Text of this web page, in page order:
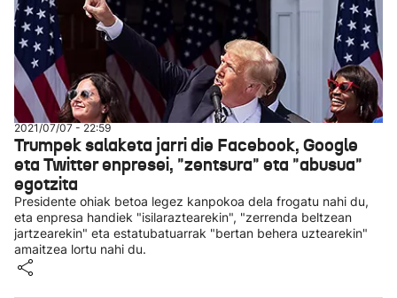
2021/07/07 - 22:59
Trumpek salaketa jarri die Facebook, Google
eta Twitter enpresei, "zentsura" eta "abusua"
egotzita
Presidente ohiak betoa legez kanpokoa dela frogatu nahi du,
eta enpresa handiek "isilaraztearekin", "zerrenda beltzean
jartzearekin" eta estatubatuarrak "bertan behera uztearekin"
amaitzea lortu nahi du.